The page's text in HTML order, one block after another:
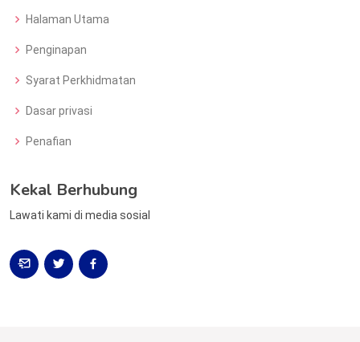
Halaman Utama
Penginapan
Syarat Perkhidmatan
Dasar privasi
Penafian
Kekal Berhubung
Lawati kami di media sosial